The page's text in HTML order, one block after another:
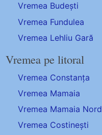
Vremea Budești
Vremea Fundulea
Vremea Lehliu Gară
Vremea pe litoral
Vremea Constanța
Vremea Mamaia
Vremea Mamaia Nord
Vremea Costinești